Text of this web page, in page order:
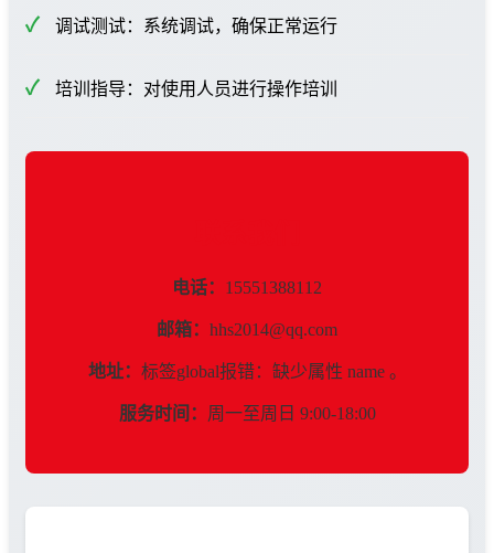
调试测试：系统调试，确保正常运行
培训指导：对使用人员进行操作培训
电话： 15551388112
邮箱： hhs2014@qq.com
地址： 标签global报错：缺少属性 name 。
服务时间： 周一至周日 9:00-18:00